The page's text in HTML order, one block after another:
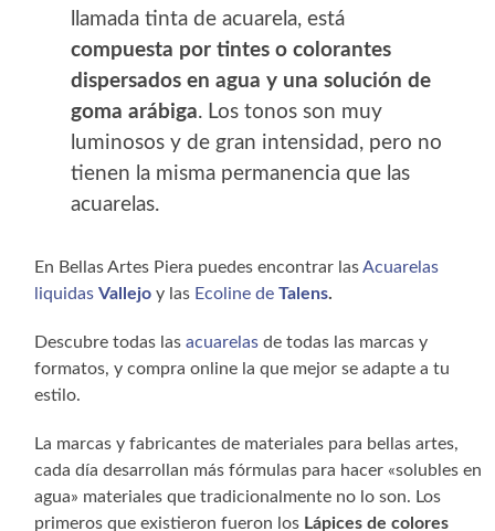
llamada tinta de acuarela, está
compuesta por tintes o colorantes
dispersados en agua y una solución de
goma arábiga. Los tonos son muy
luminosos y de gran intensidad, pero no
tienen la misma permanencia que las
acuarelas.
En Bellas Artes Piera puedes encontrar lasAcuarelas
liquidasVallejo y las Ecoline deTalens.
Descubre todas lasacuarelas de todas las marcas y
formatos, y compra online la que mejor se adapte a tu
estilo.
La marcas y fabricantes de materiales para bellas artes,
cada día desarrollan más fórmulas para hacer «solubles en
agua» materiales que tradicionalmente no lo son. Los
primeros que existieron fueron los Lápices de colores